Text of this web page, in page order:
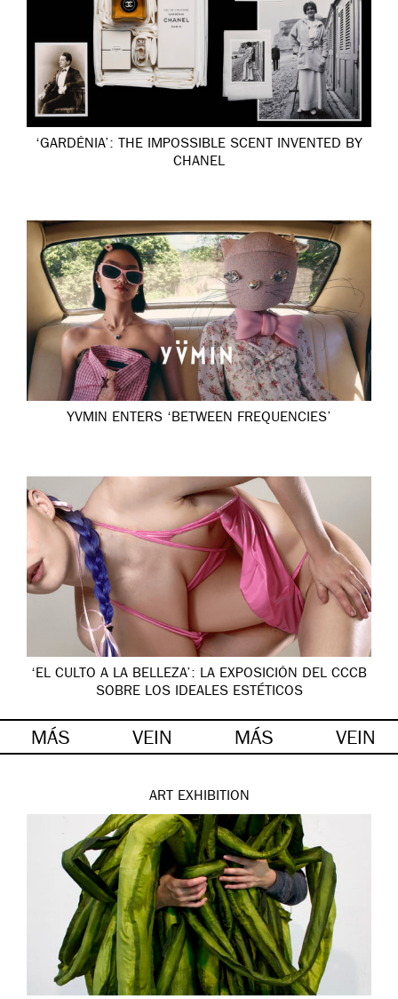
‘GARDÉNIA’: THE IMPOSSIBLE SCENT INVENTED BY
CHANEL
YVMIN ENTERS ‘BETWEEN FREQUENCIES’
‘EL CULTO A LA BELLEZA’: LA EXPOSICIÓN DEL CCCB
SOBRE LOS IDEALES ESTÉTICOS
MÁS VEIN MÁS VEIN
ART EXHIBITION